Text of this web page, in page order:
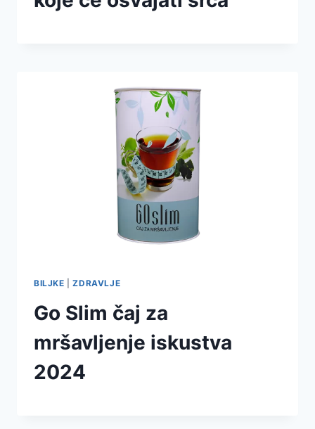
BILJKE |ZDRAVLJE
Go Slim čaj za
mršavljenje iskustva
2024